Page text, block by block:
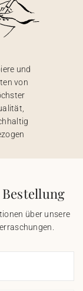
und
von
über unsere